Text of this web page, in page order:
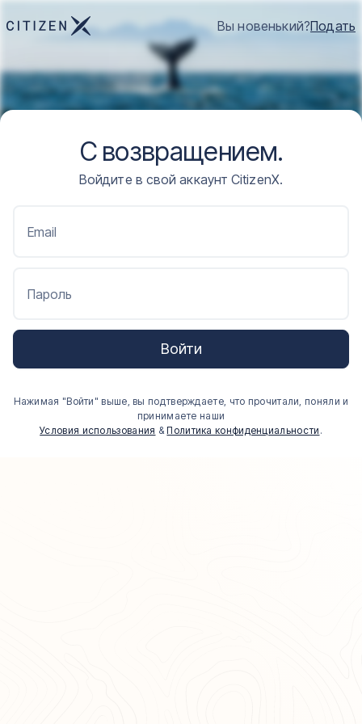
Вы новенький?Подать
С возвращением.
Войдите в свой аккаунт CitizenX.
Email
Пароль
Войти
Нажимая "Войти" выше, вы подтверждаете, что прочитали, поняли и
принимаете наши
Условия использования & Политика конфиденциальности .